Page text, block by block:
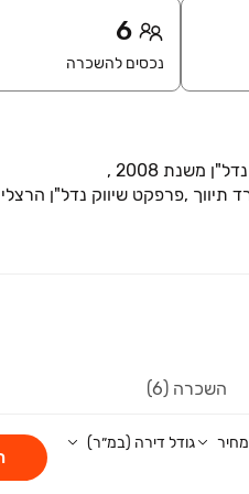
6
נכסים להשכרה
השכרה (6)
מחיר גודל דירה (במ״ר)